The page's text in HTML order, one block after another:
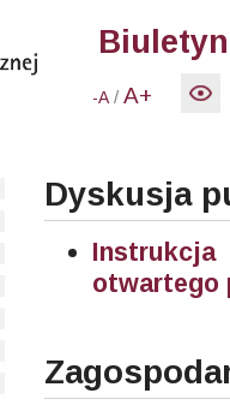
-A /A+
Dyskusja
Instrukcja
otwartego